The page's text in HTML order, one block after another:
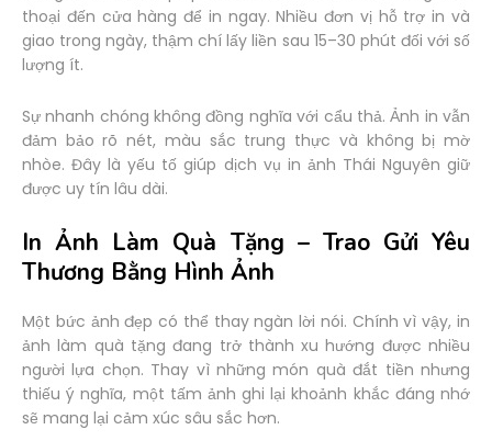
thoại đến cửa hàng để in ngay. Nhiều đơn vị hỗ trợ in và
giao trong ngày, thậm chí lấy liền sau 15–30 phút đối với số
lượng ít.
Sự nhanh chóng không đồng nghĩa với cẩu thả. Ảnh in vẫn
đảm bảo rõ nét, màu sắc trung thực và không bị mờ
nhòe. Đây là yếu tố giúp dịch vụ in ảnh Thái Nguyên giữ
được uy tín lâu dài.
In Ảnh Làm Quà Tặng – Trao Gửi Yêu
Thương Bằng Hình Ảnh
Một bức ảnh đẹp có thể thay ngàn lời nói. Chính vì vậy, in
ảnh làm quà tặng đang trở thành xu hướng được nhiều
người lựa chọn. Thay vì những món quà đắt tiền nhưng
thiếu ý nghĩa, một tấm ảnh ghi lại khoảnh khắc đáng nhớ
sẽ mang lại cảm xúc sâu sắc hơn.